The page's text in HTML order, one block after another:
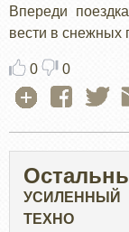
Впереди
вести в снежных
0 0
ТЕХНО